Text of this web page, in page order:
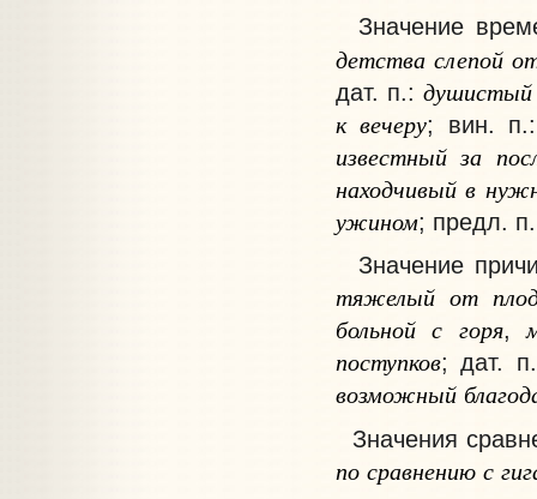
Значение
детства слепой
дат. п.: душистый
к вечеру; вин.
известный за
находчивый в
ужином; предл.
Значение
тяжелый от
больной с горя,
поступков; дат.
возможный
Значения
по сравнению с